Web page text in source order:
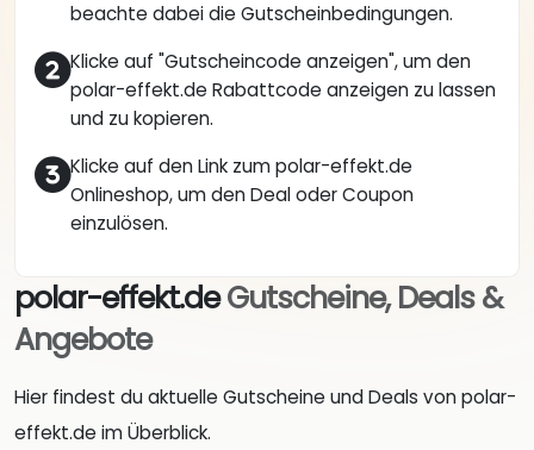
beachte dabei die Gutscheinbedingungen.
Klicke auf "Gutscheincode anzeigen", um den
polar-effekt.de Rabattcode anzeigen zu lassen
und zu kopieren.
Klicke auf den Link zum polar-effekt.de
Onlineshop, um den Deal oder Coupon
einzulösen.
polar-effekt.deGutscheine, Deals &
Angebote
Hier findest du aktuelle Gutscheine und Deals von polar-
effekt.de im Überblick.